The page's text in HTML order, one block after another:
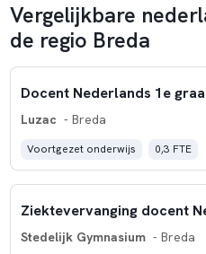
Vergelijkbare
de regio Breda
Luzac - Breda
Voortgezet onderwijs 0,3 FTE
Ziektevervanging docent
Stedelijk Gymnasium - Breda